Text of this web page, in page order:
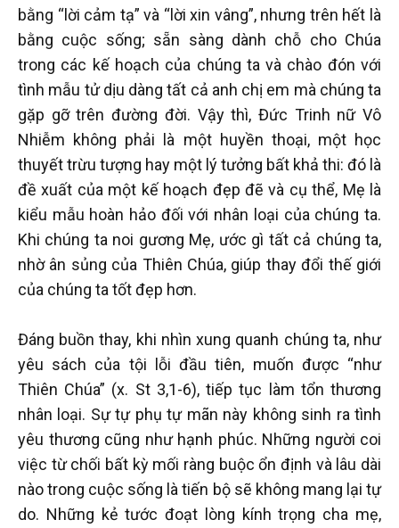
bằng “lời cảm tạ” và “lời xin vâng”, nhưng trên hết là
bằng cuộc sống; sẵn sàng dành chỗ cho Chúa
trong các kế hoạch của chúng ta và chào đón với
tình mẫu tử dịu dàng tất cả anh chị em mà chúng ta
gặp gỡ trên đường đời. Vậy thì, Đức Trinh nữ Vô
Nhiễm không phải là một huyền thoại, một học
thuyết trừu tượng hay một lý tưởng bất khả thi: đó là
đề xuất của một kế hoạch đẹp đẽ và cụ thể, Mẹ là
kiểu mẫu hoàn hảo đối với nhân loại của chúng ta.
Khi chúng ta noi gương Mẹ, ước gì tất cả chúng ta,
nhờ ân sủng của Thiên Chúa, giúp thay đổi thế giới
của chúng ta tốt đẹp hơn.
Đáng buồn thay, khi nhìn xung quanh chúng ta, như
yêu sách của tội lỗi đầu tiên, muốn được “như
Thiên Chúa” (x. St 3,1-6), tiếp tục làm tổn thương
nhân loại. Sự tự phụ tự mãn này không sinh ra tình
yêu thương cũng như hạnh phúc. Những người coi
việc từ chối bất kỳ mối ràng buộc ổn định và lâu dài
nào trong cuộc sống là tiến bộ sẽ không mang lại tự
do. Những kẻ tước đoạt lòng kính trọng cha mẹ,